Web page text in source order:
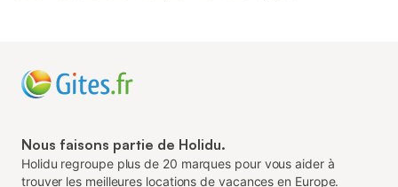
Nous faisons partie de Holidu.
Holidu regroupe plus de 20 marques pour vous aider à
trouver les meilleures locations de vacances en Europe.